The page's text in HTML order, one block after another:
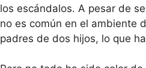
los escándalos. A pesar de
no es común en el ambiente
padres de dos hijos, lo que